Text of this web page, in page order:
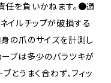
任を負いかねます。●過
イルチップが破損する
の爪のサイズを計測し
ブは多少のバラツキが
とうまく合わず、フィッ